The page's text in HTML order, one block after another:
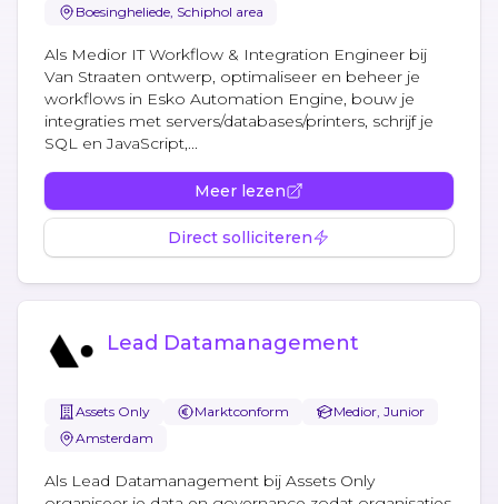
Boesingheliede, Schiphol area
Als Medior IT Workflow & Integration Engineer bij
Van Straaten ontwerp, optimaliseer en beheer je
workflows in Esko Automation Engine, bouw je
integraties met servers/databases/printers, schrijf je
SQL en JavaScript,...
Meer lezen
Direct solliciteren
Lead Datamanagement
Assets Only Marktconform
Medior, Junior
Amsterdam
Als Lead Datamanagement bij Assets Only